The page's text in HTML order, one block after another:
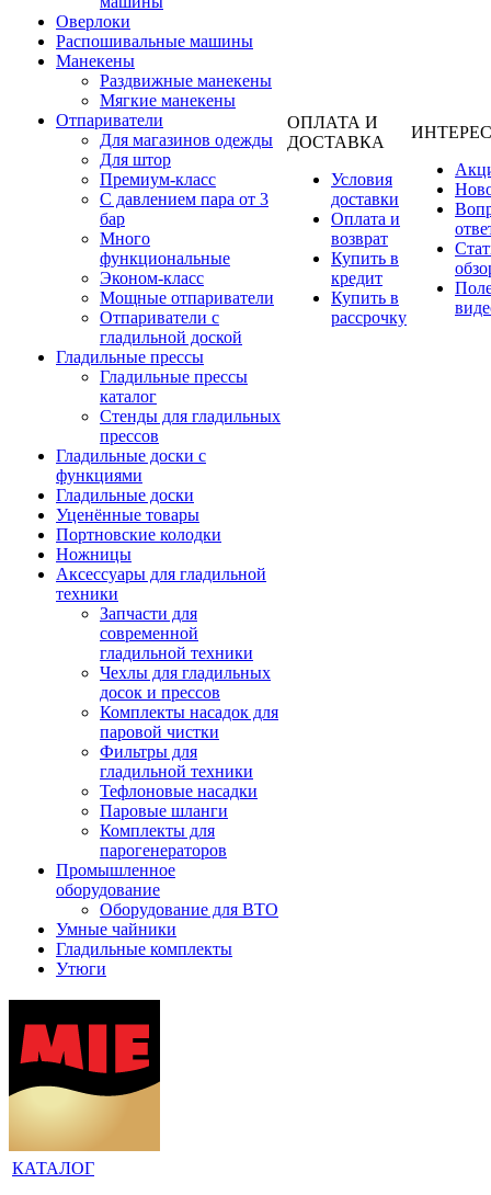
Оверлоки
Распошивальные машины
Манекены
Раздвижные манекены
Мягкие манекены
Отпариватели
Для магазинов одежды
Для штор
Премиум-класс
С давлением пара от 3
бар
Много
функциональные
Эконом-класс
Мощные отпариватели
Отпариватели с
гладильной доской
Гладильные прессы
Гладильные прессы
каталог
Стенды для гладильных
прессов
Гладильные доски с
функциями
Гладильные доски
Уценённые товары
Портновские колодки
Ножницы
Аксессуары для гладильной
техники
Запчасти для
современной
гладильной техники
Чехлы для гладильных
досок и прессов
Комплекты насадок для
паровой чистки
Фильтры для
гладильной техники
Тефлоновые насадки
Паровые шланги
Комплекты для
парогенераторов
Промышленное
оборудование
Оборудование для ВТО
Умные чайники
Гладильные комплекты
Утюги
ОПЛАТА И
ДОСТАВКА
Условия
доставки
Оплата и
возврат
Купить в
кредит
Купить в
рассрочку
КАТАЛОГ